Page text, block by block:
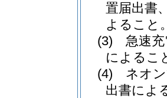
置届出書
よること
(3)
急速
によるこ
(4)
ネオ
出書によ